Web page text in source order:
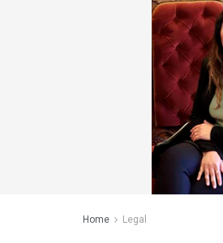
Home Legal